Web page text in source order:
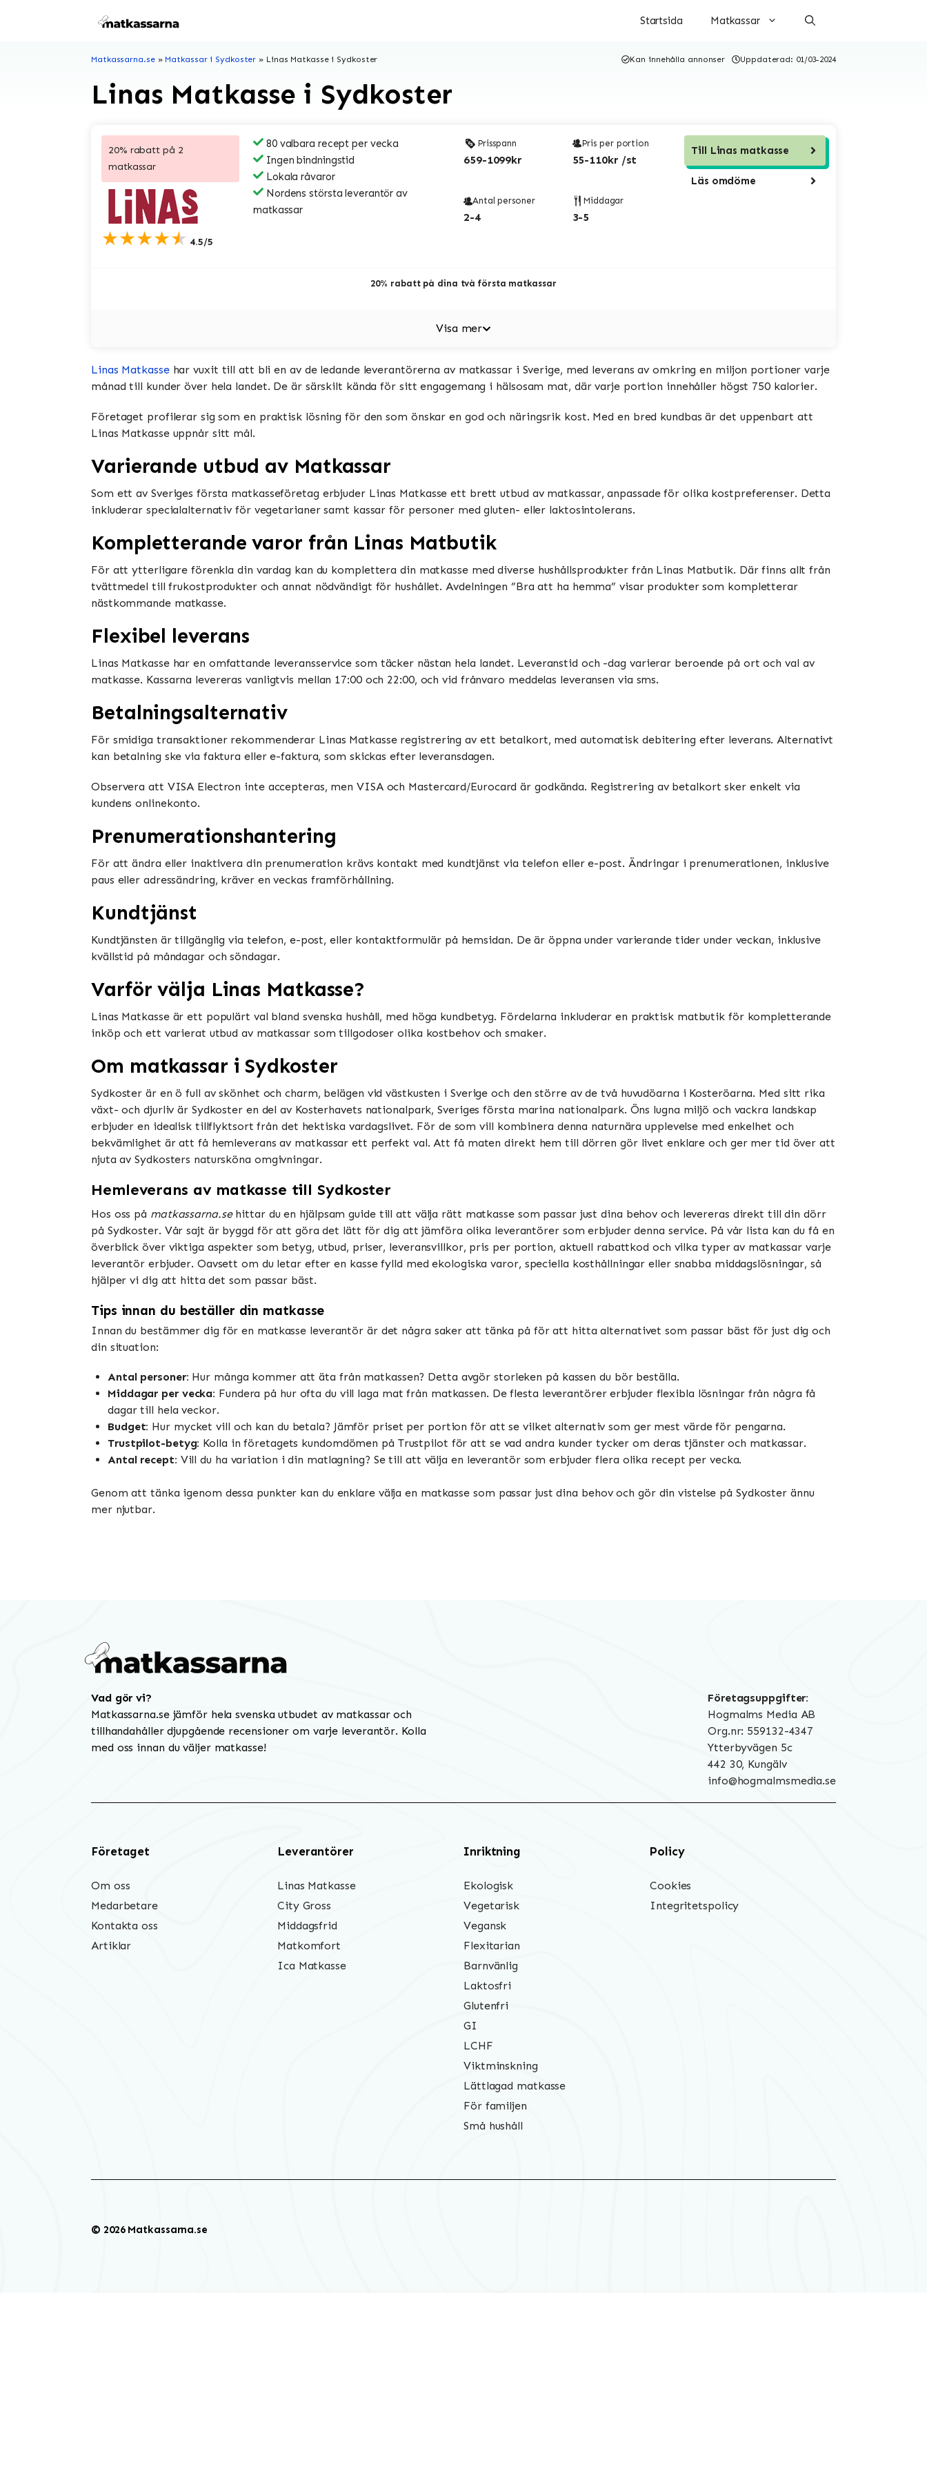
Startsida Matkassar
Matkassarna.se» Matkassar i Sydkoster » Linas Matkasse i Sydkoster Kan innehålla annonser Uppdaterad: 01/03-2024
Linas Matkasse i Sydkoster
20% rabatt på 2
matkassar
★★★★★ 4.5/5
80 valbara recept per vecka
Ingen bindningstid
Lokala råvaror
Nordens största leverantör av
matkassar
Prisspann
659-1099kr
Pris per portion
55-110kr /st
Antal personer
2-4
Middagar
3-5
Till Linas matkasse
Läs omdöme
20% rabatt på dina två första matkassar
Visa mer
Linas Matkassehar vuxit till att bli en av de ledande leverantörerna av matkassar i Sverige, med leverans av omkring en miljon portioner varje
månad till kunder över hela landet. De är särskilt kända för sitt engagemang i hälsosam mat, där varje portion innehåller högst 750 kalorier.
Företaget profilerar sig som en praktisk lösning för den som önskar en god och näringsrik kost. Med en bred kundbas är det uppenbart att
Linas Matkasse uppnår sitt mål.
Varierande utbud av Matkassar
Som ett av Sveriges första matkasseföretag erbjuder Linas Matkasse ett brett utbud av matkassar, anpassade för olika kostpreferenser. Detta
inkluderar specialalternativ för vegetarianer samt kassar för personer med gluten- eller laktosintolerans.
Kompletterande varor från Linas Matbutik
För att ytterligare förenkla din vardag kan du komplettera din matkasse med diverse hushållsprodukter från Linas Matbutik. Där finns allt från
tvättmedel till frukostprodukter och annat nödvändigt för hushållet. Avdelningen ”Bra att ha hemma” visar produkter som kompletterar
nästkommande matkasse.
Flexibel leverans
Linas Matkasse har en omfattande leveransservice som täcker nästan hela landet. Leveranstid och -dag varierar beroende på ort och val av
matkasse. Kassarna levereras vanligtvis mellan 17:00 och 22:00, och vid frånvaro meddelas leveransen via sms.
Betalningsalternativ
För smidiga transaktioner rekommenderar Linas Matkasse registrering av ett betalkort, med automatisk debitering efter leverans. Alternativt
kan betalning ske via faktura eller e-faktura, som skickas efter leveransdagen.
Observera att VISA Electron inte accepteras, men VISA och Mastercard/Eurocard är godkända. Registrering av betalkort sker enkelt via
kundens onlinekonto.
Prenumerationshantering
För att ändra eller inaktivera din prenumeration krävs kontakt med kundtjänst via telefon eller e-post. Ändringar i prenumerationen, inklusive
paus eller adressändring, kräver en veckas framförhållning.
Kundtjänst
Kundtjänsten är tillgänglig via telefon, e-post, eller kontaktformulär på hemsidan. De är öppna under varierande tider under veckan, inklusive
kvällstid på måndagar och söndagar.
Varför välja Linas Matkasse?
Linas Matkasse är ett populärt val bland svenska hushåll, med höga kundbetyg. Fördelarna inkluderar en praktisk matbutik för kompletterande
inköp och ett varierat utbud av matkassar som tillgodoser olika kostbehov och smaker.
Om matkassar i Sydkoster
Sydkoster är en ö full av skönhet och charm, belägen vid västkusten i Sverige och den större av de två huvudöarna i Kosteröarna. Med sitt rika
växt- och djurliv är Sydkoster en del av Kosterhavets nationalpark, Sveriges första marina nationalpark. Öns lugna miljö och vackra landskap
erbjuder en idealisk tillflyktsort från det hektiska vardagslivet. För de som vill kombinera denna naturnära upplevelse med enkelhet och
bekvämlighet är att få hemleverans av matkassar ett perfekt val. Att få maten direkt hem till dörren gör livet enklare och ger mer tid över att
njuta av Sydkosters natursköna omgivningar.
Hemleverans av matkasse till Sydkoster
Hos oss på matkassarna.sehittar du en hjälpsam guide till att välja rätt matkasse som passar just dina behov och levereras direkt till din dörr
på Sydkoster. Vår sajt är byggd för att göra det lätt för dig att jämföra olika leverantörer som erbjuder denna service. På vår lista kan du få en
överblick över viktiga aspekter som betyg, utbud, priser, leveransvillkor, pris per portion, aktuell rabattkod och vilka typer av matkassar varje
leverantör erbjuder. Oavsett om du letar efter en kasse fylld med ekologiska varor, speciella kosthållningar eller snabba middagslösningar, så
hjälper vi dig att hitta det som passar bäst.
Tips innan du beställer din matkasse
Innan du bestämmer dig för en matkasse leverantör är det några saker att tänka på för att hitta alternativet som passar bäst för just dig och
din situation:
Antal personer: Hur många kommer att äta från matkassen? Detta avgör storleken på kassen du bör beställa.
Middagar per vecka: Fundera på hur ofta du vill laga mat från matkassen. De flesta leverantörer erbjuder flexibla lösningar från några få
dagar till hela veckor.
Budget: Hur mycket vill och kan du betala? Jämför priset per portion för att se vilket alternativ som ger mest värde för pengarna.
Trustpilot-betyg: Kolla in företagets kundomdömen på Trustpilot för att se vad andra kunder tycker om deras tjänster och matkassar.
Antal recept: Vill du ha variation i din matlagning? Se till att välja en leverantör som erbjuder flera olika recept per vecka.
Genom att tänka igenom dessa punkter kan du enklare välja en matkasse som passar just dina behov och gör din vistelse på Sydkoster ännu
mer njutbar.
Vad gör vi?
Matkassarna.se jämför hela svenska utbudet av matkassar och
tillhandahåller djupgående recensioner om varje leverantör. Kolla
med oss innan du väljer matkasse!
Företagsuppgifter:
Hogmalms Media AB
Org.nr: 559132-4347
Ytterbyvägen 5c
442 30, Kungälv
info@hogmalmsmedia.se
Företaget
Om oss
Medarbetare
Kontakta oss
Artiklar
Leverantörer
Linas Matkasse
City Gross
Middagsfrid
Matkomfort
Ica Matkasse
Inriktning
Ekologisk
Vegetarisk
Vegansk
Flexitarian
Barnvänlig
Laktosfri
Glutenfri
GI
LCHF
Viktminskning
Lättlagad matkasse
För familjen
Små hushåll
Policy
Cookies
Integritetspolicy
© 2026 Matkassarna.se